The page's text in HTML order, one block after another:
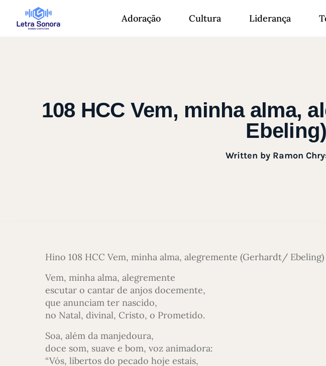
Adoração Cultura Liderança
108 HCC Vem, minha alma,
Ebeling)
Written byRamon
Hino 108 HCC Vem, minha alma, alegremente (Gerhardt/ Ebeling)
Vem, minha alma, alegremente
escutar o cantar de anjos docemente,
que anunciam ter nascido,
no Natal, divinal, Cristo, o Prometido.
Soa, além da manjedoura,
doce som, suave e bom, voz animadora:
“Vós, libertos do pecado hoje estais,